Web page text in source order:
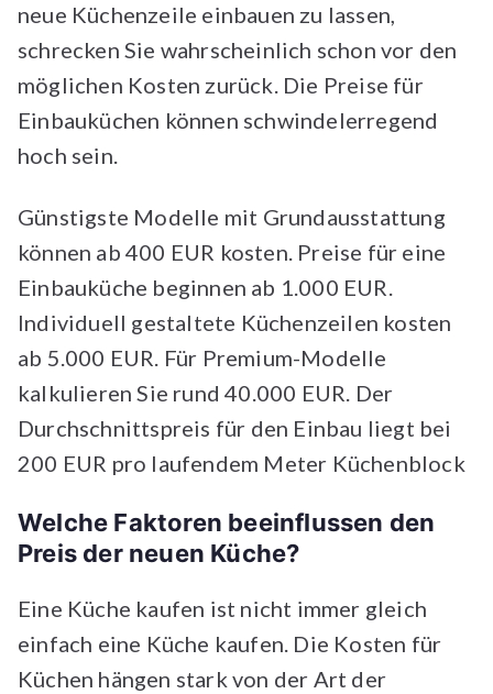
neue Küchenzeile einbauen zu lassen,
schrecken Sie wahrscheinlich schon vor den
möglichen Kosten zurück. Die Preise für
Einbauküchen können schwindelerregend
hoch sein.
Günstigste Modelle mit Grundausstattung
können ab 400 EUR kosten. Preise für eine
Einbauküche beginnen ab 1.000 EUR.
Individuell gestaltete Küchenzeilen kosten
ab 5.000 EUR. Für Premium-Modelle
kalkulieren Sie rund 40.000 EUR. Der
Durchschnittspreis für den Einbau liegt bei
200 EUR pro laufendem Meter Küchenblock
Welche Faktoren beeinflussen den
Preis der neuen Küche?
Eine Küche kaufen ist nicht immer gleich
einfach eine Küche kaufen. Die Kosten für
Küchen hängen stark von der Art der